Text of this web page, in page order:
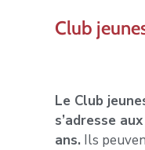
Club
Le Club
s’adresse
ans. Ils